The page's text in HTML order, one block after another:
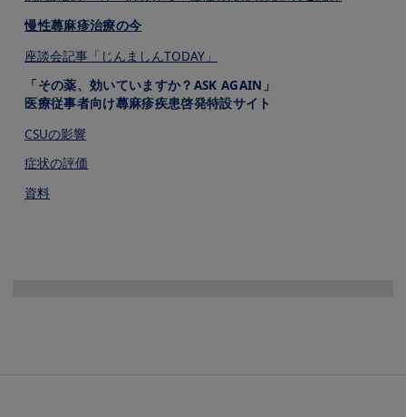
慢性蕁⿇疹治療の今
座談会記事「じんましんTODAY」
「その薬、効いていますか？ASK AGAIN」
医療従事者向け蕁麻疹疾患啓発特設サイト
CSUの影響
症状の評価
資料